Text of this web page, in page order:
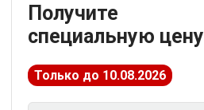
Получите
специальную цену
Только до 10.08.2026